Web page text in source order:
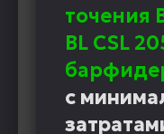
точения
BL CSL
с